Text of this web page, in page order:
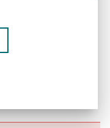
1 -
Webinar